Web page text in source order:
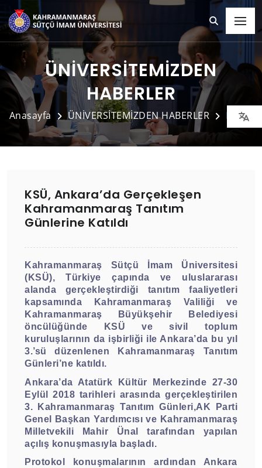
ÜNİVERSİTEMİZDEN
HABERLER
Anasayfa ÜNİVERSİTEMİZDEN HABERLER Detay
KSÜ, Ankara’da Gerçekleşen
Kahramanmaraş Tanıtım
Günlerine Katıldı
Kahramanmaraş Sütçü İmam Üniversitesi
(KSÜ), Türkiye çapında ve uluslararası
alanda gerçekleştirdiği tanıtım faaliyetleri
kapsamında Kahramanmaraş Valiliği ve
Kahramanmaraş Büyükşehir Belediyesi
öncülüğünde KSÜ ve sivil toplum
kuruluşlarının da işbirliği ile Ankara’da bu yıl
3.’sü düzenlenen Kahramanmaraş Tanıtım
Günleri’ne katıldı.
Ankara’da Atatürk Kültür Merkezinde 27-30
Eylül 2018 tarihleri arasında gerçekleştirilen
3. Kahramanmaraş Tanıtım Günleri,AK Parti
Genel Başkan Yardımcısı ve Kahramanmaraş
Milletvekili Mahir Ünal tarafından yapılan
açılış konuşmasıyla başladı.
Protokol konuşmalarının ardından Ankara